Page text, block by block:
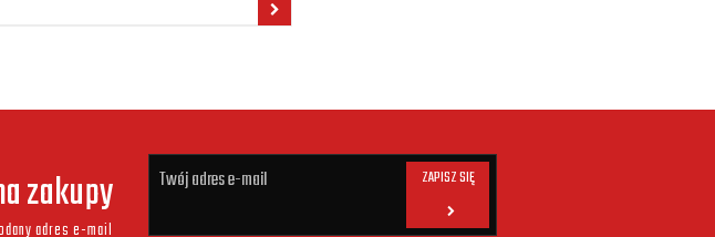
zakupy
adres e-mail
ZAPISZ SIĘ